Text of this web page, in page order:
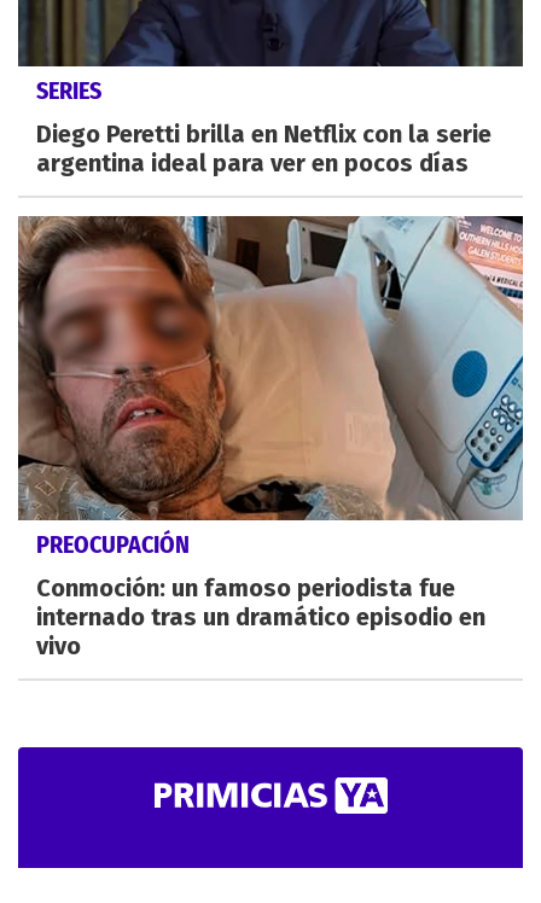
SERIES
Diego Peretti brilla en Netflix con la serie
argentina ideal para ver en pocos días
PREOCUPACIÓN
Conmoción: un famoso periodista fue
internado tras un dramático episodio en
vivo